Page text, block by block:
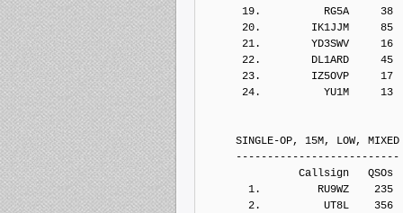
19.          RG5A     38
20.        IK1JJM     85
21.        YD3SWV     16
22.        DL1ARD     45
23.        IZ5OVP     17
24.          YU1M     13
SINGLE-OP, 15M, LOW, MIXED
--------------------------
Callsign   QSOs  Points
1.         RU9WZ    235
2.          UT8L    356